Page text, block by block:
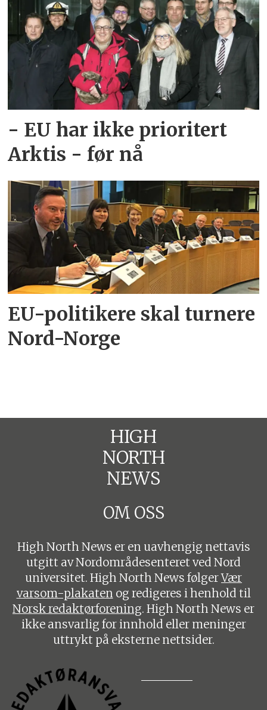
- EU har ikke prioritert
Arktis - før nå
EU-politikere skal turnere
Nord-Norge
HIGH
NORTH
NEWS
OM OSS
High North News er en uavhengig nettavis
utgitt av Nordområdesenteret ved Nord
universitet. High North News følgerVær
varsom-plakaten og redigeres i henhold til
Norsk redaktørforening. High North News er
ikke ansvarlig for innhold eller meninger
uttrykt på eksterne nettsider.